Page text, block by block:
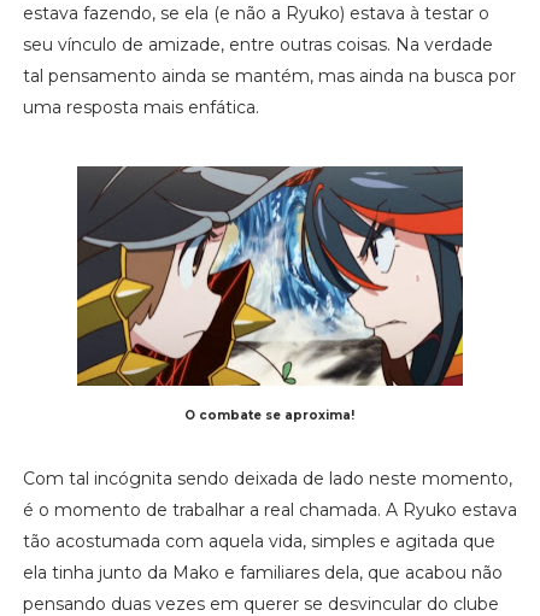
estava fazendo, se ela (e não a Ryuko) estava à testar o
seu vínculo de amizade, entre outras coisas. Na verdade
tal pensamento ainda se mantém, mas ainda na busca por
uma resposta mais enfática.
O combate se aproxima!
Com tal incógnita sendo deixada de lado neste momento,
é o momento de trabalhar a real chamada. A Ryuko estava
tão acostumada com aquela vida, simples e agitada que
ela tinha junto da Mako e familiares dela, que acabou não
pensando duas vezes em querer se desvincular do clube